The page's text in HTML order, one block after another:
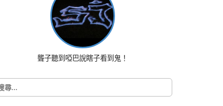
聾子聽到啞巴說瞎子看到鬼！